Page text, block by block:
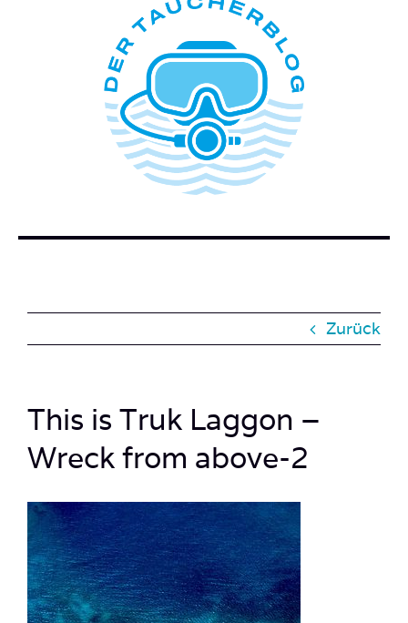
ÜBER DIESEN BLOG
WER STECKT HINTER DEM TAUCHERBLOG?
BUCH BESTELLEN
Zurück
This is Truk Laggon –
Wreck from above-2